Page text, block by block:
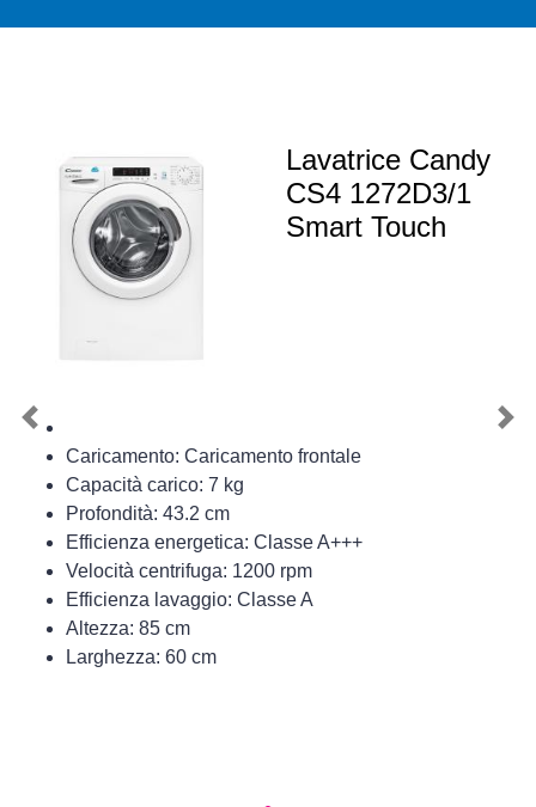
Lavatrice Candy
CS4 1272D3/1
Smart Touch
Caricamento: Caricamento frontale
Capacità carico: 7 kg
Profondità: 43.2 cm
Efficienza energetica: Classe A+++
Velocità centrifuga: 1200 rpm
Efficienza lavaggio: Classe A
Altezza: 85 cm
Larghezza: 60 cm
Previous